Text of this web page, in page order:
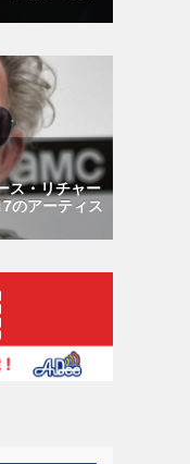
ス・リチャー
のアーティス